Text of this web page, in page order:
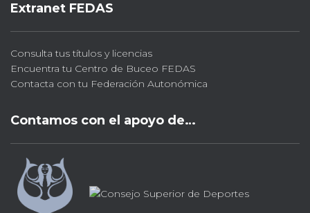
Extranet FEDAS
Consulta tus títulos y licencias
Encuentra tu Centro de Buceo FEDAS
Contacta con tu Federación Autonómica
Contamos con el apoyo de…